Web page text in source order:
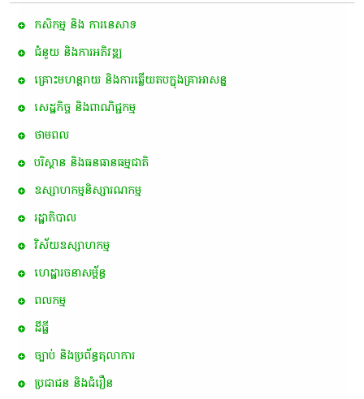
កសិកម្ម​ និង​ ការ​នេ​សាទ​
ជំនួយ និងការអភិវឌ្ឍ
គ្រោះមហន្តរាយ និងការឆ្លើយតបក្នុងគ្រាអាសន្ន
សេដ្ឋកិច្ច និងពាណិជ្ជកម្ម
ថាមពល
បរិស្ថាន និងធនធានធម្មជាតិ
ឧស្សាហកម្មនិស្សារណកម្ម
រដ្ឋាភិបាល
វិស័យឧស្សាហកម្ម
ហេដ្ឋារចនាសម្ព័ន្ធ
ពល​កម្ម
ដីធ្លី
ច្បាប់ និងប្រព័ន្ធតុលាការ
ប្រជាជន និងជំរឿន